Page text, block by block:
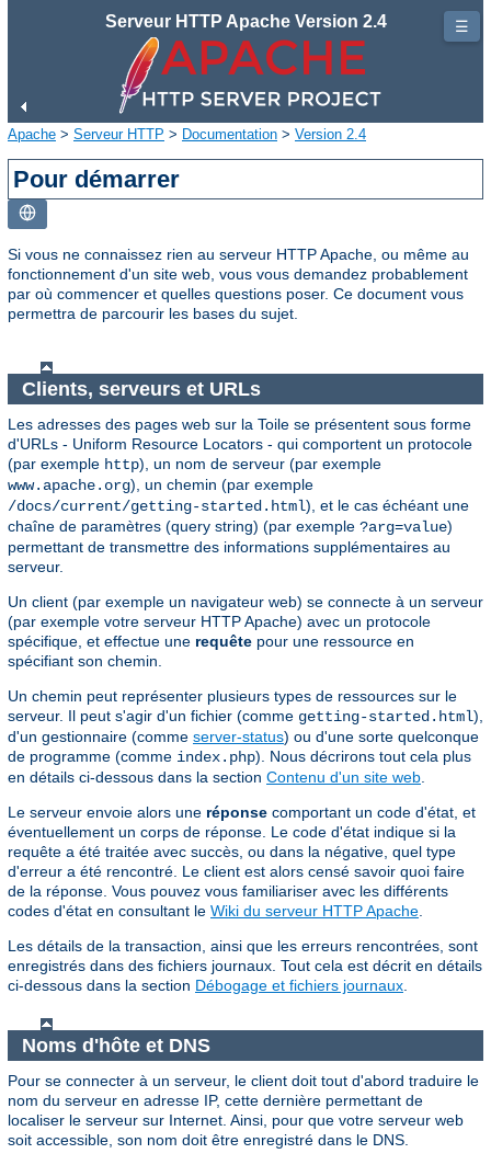
Serveur HTTP Apache Version 2.4
Apache > Serveur HTTP > Documentation > Version 2.4
Pour démarrer
Si vous ne connaissez rien au serveur HTTP Apache, ou même au
fonctionnement d'un site web, vous vous demandez probablement
par où commencer et quelles questions poser. Ce document vous
permettra de parcourir les bases du sujet.
Clients, serveurs et URLs
Les adresses des pages web sur la Toile se présentent sous forme
d'URLs - Uniform Resource Locators - qui comportent un protocole
(par exemple http), un nom de serveur (par exemple
www.apache.org), un chemin (par exemple
/docs/current/getting-started.html), et le cas échéant une
chaîne de paramètres (query string) (par exemple ?arg=value)
permettant de transmettre des informations supplémentaires au
serveur.
Un client (par exemple un navigateur web) se connecte à un serveur
(par exemple votre serveur HTTP Apache) avec un protocole
spécifique, et effectue une requête pour une ressource en
spécifiant son chemin.
Un chemin peut représenter plusieurs types de ressources sur le
serveur. Il peut s'agir d'un fichier (comme getting-started.html),
d'un gestionnaire (comme server-status) ou d'une sorte quelconque
de programme (comme index.php). Nous décrirons tout cela plus
en détails ci-dessous dans la section Contenu d'un site web
Le serveur envoie alors une réponse comportant un code d'état, et
éventuellement un corps de réponse. Le code d'état indique si la
requête a été traitée avec succès, ou dans la négative, quel type
d'erreur a été rencontré. Le client est alors censé savoir quoi faire
de la réponse. Vous pouvez vous familiariser avec les différents
codes d'état en consultant le Wiki du serveur HTTP Apache
Les détails de la transaction, ainsi que les erreurs rencontrées, sont
enregistrés dans des fichiers journaux. Tout cela est décrit en détails
ci-dessous dans la section Débogage et fichiers journaux
Noms d'hôte et DNS
Pour se connecter à un serveur, le client doit tout d'abord traduire le
nom du serveur en adresse IP, cette dernière permettant de
localiser le serveur sur Internet. Ainsi, pour que votre serveur web
soit accessible, son nom doit être enregistré dans le DNS.
☰